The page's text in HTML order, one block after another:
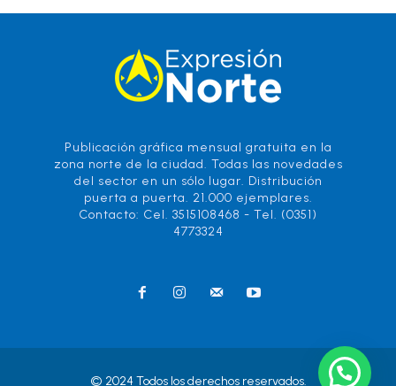
Publicación gráfica mensual gratuita en la
zona norte de la ciudad. Todas las novedades
del sector en un sólo lugar. Distribución
puerta a puerta. 21.000 ejemplares.
Contacto: Cel. 3515108468 - Tel. (0351)
4773324
© 2024 Todos los derechos reservados.